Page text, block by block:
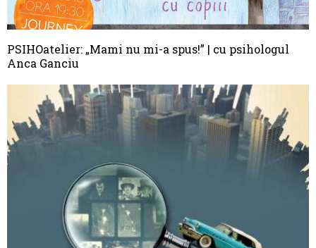
PSIHOatelier: „Mami nu mi-a spus!” | cu psihologul
Anca Ganciu